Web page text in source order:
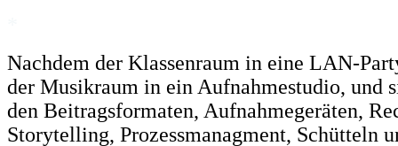
Nachdem der Klassenraum in eine LAN-
der Musikraum in ein Aufnahmestudio, und
den Beitragsformaten, Aufnahmegeräten,
Storytelling, Prozessmanagment, Schütteln